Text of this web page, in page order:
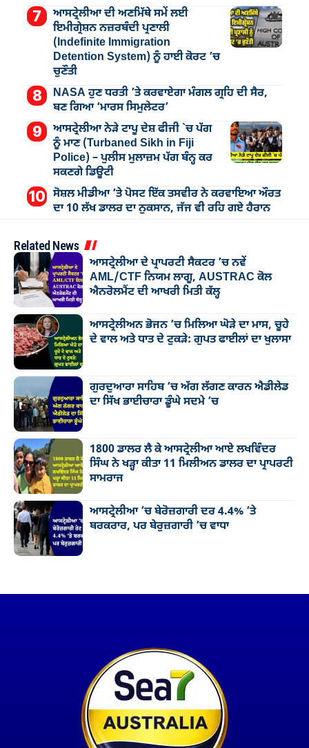
ਆਸਟ੍ਰੇਲੀਆ ਦੀ ਅਣਮਿੱਥੇ ਸਮੇਂ ਲਈ
ਇਮੀਗ੍ਰੇਸ਼ਨ ਨਜ਼ਰਬੰਦੀ ਪ੍ਰਣਾਲੀ
(Indefinite Immigration
Detention System) ਨੂੰ ਹਾਈ ਕੋਰਟ ’ਚ
ਚੁਣੌਤੀ
NASA ਹੁਣ ਧਰਤੀ ’ਤੇ ਕਰਵਾਏਗਾ ਮੰਗਲ ਗ੍ਰਹਿ ਦੀ ਸੈਰ,
ਬਣ ਗਿਆ ‘ਮਾਰਸ ਸਿਮੁਲੇਟਰ’
ਆਸਟ੍ਰੇਲੀਆ ਨੇੜੇ ਟਾਪੂ ਦੇਸ਼ ਫੀਜੀ `ਚ ਪੱਗ
ਨੂੰ ਮਾਣ (Turbaned Sikh in Fiji
Police) – ਪੁਲੀਸ ਮੁਲਾਜ਼ਮ ਪੱਗ ਬੰਨ੍ਹ ਕਰ
ਸਕਣਗੇ ਡਿਊਟੀ
ਸੋਸ਼ਲ ਮੀਡੀਆ ’ਤੇ ਪੋਸਟ ਇੱਕ ਤਸਵੀਰ ਨੇ ਕਰਵਾਇਆ ਔਰਤ
ਦਾ 10 ਲੱਖ ਡਾਲਰ ਦਾ ਨੁਕਸਾਨ, ਜੱਜ ਵੀ ਰਹਿ ਗਏ ਹੈਰਾਨ
Related News
ਆਸਟ੍ਰੇਲੀਆ ਦੇ ਪ੍ਰਾਪਰਟੀ ਸੈਕਟਰ ’ਚ ਨਵੇਂ
AML/CTF ਨਿਯਮ ਲਾਗੂ, AUSTRAC ਕੋਲ
ਐਨਰੋਲਮੈਂਟ ਦੀ ਆਖਰੀ ਮਿਤੀ ਕੱਲ੍ਹ
ਆਸਟ੍ਰੇਲੀਅਨ ਭੋਜਨ ’ਚ ਮਿਲਿਆ ਘੋੜੇ ਦਾ ਮਾਸ, ਚੂਹੇ
ਦੇ ਵਾਲ ਅਤੇ ਧਾਤ ਦੇ ਟੁਕੜੇ: ਗੁਪਤ ਫਾਈਲਾਂ ਦਾ ਖੁਲਾਸਾ
ਗੁਰਦੁਆਰਾ ਸਾਹਿਬ ’ਚ ਅੱਗ ਲੱਗਣ ਕਾਰਨ ਐਡੀਲੇਡ
ਦਾ ਸਿੱਖ ਭਾਈਚਾਰਾ ਡੂੰਘੇ ਸਦਮੇ ’ਚ
1800 ਡਾਲਰ ਲੈ ਕੇ ਆਸਟ੍ਰੇਲੀਆ ਆਏ ਲਖਵਿੰਦਰ
ਸਿੰਘ ਨੇ ਖੜ੍ਹਾ ਕੀਤਾ 11 ਮਿਲੀਅਨ ਡਾਲਰ ਦਾ ਪ੍ਰਾਪਰਟੀ
ਸਾਮਰਾਜ
ਆਸਟ੍ਰੇਲੀਆ ’ਚ ਬੇਰੋਜ਼ਗਾਰੀ ਦਰ 4.4% ’ਤੇ
ਬਰਕਰਾਰ, ਪਰ ਬੇਰੁਜ਼ਗਾਰੀ ’ਚ ਵਾਧਾ